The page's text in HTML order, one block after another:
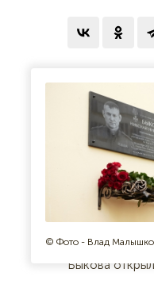
© Фото - Влад Малышко
Быкова